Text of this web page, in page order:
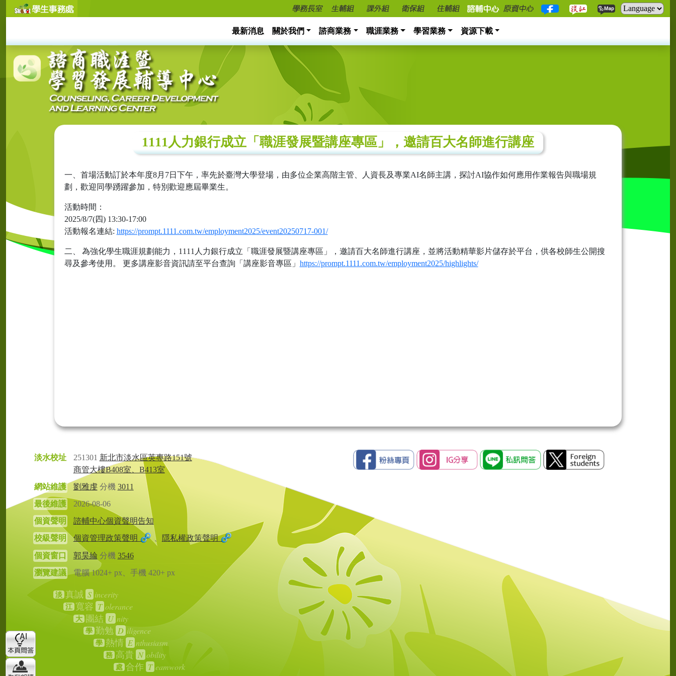
最新消息 關於我們 諮商業務 職涯業務 學習業務 資源下載
1111人力銀行成立「職涯發展暨講座專區」，邀請百大名師進行講座
一、首場活動訂於本年度8月7日下午，率先於臺灣大學登場，由多位企業高階主管、人資長及專業AI名師主講，探討AI協作如何應用作業報告與職場規
劃，歡迎同學踴躍參加，特別歡迎應屆畢業生。
活動時間：
2025/8/7(四) 13:30-17:00
活動報名連結: https://prompt.1111.com.tw/employment2025/event20250717-001/
二、 為強化學生職涯規劃能力，1111人力銀行成立「職涯發展暨講座專區」，邀請百大名師進行講座，並將活動精華影片儲存於平台，供各校師生公開搜
尋及參考使用。 更多講座影音資訊請至平台查詢「講座影音專區」 https://prompt.1111.com.tw/employment2025/highlights/
淡水校址 251301 新北市淡水區英專路151號
商管大樓B408室、B413室
網站維護
劉雅虔分機 3011
最後維護
2026-08-06
個資聲明
諮輔中心個資聲明告知
校級聲明
個資管理政策聲明 、 隱私權政策聲明
個資窗口 郭昊綸 分機 3546
瀏覽建議
電腦 1024+ px、手機 420+ px
淡 真誠 S incerity
江 寬容 T olerance
大 團結 U nity
學 勤勉 D iligence
學 熱情 E nthusiasm
務 高貴 N obility
處 合作 T eamwork